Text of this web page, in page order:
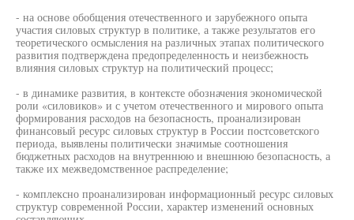
- на основе обобщения отечественного и зарубежного опыта
участия силовых структур в политике, а также результатов его
теоретического осмысления на различных этапах политического
развития подтверждена предопределенность и неизбежность
влияния силовых структур на политический процесс;
- в динамике развития, в контексте обозначения экономической
роли «силовиков» и с учетом отечественного и мирового опыта
формирования расходов на безопасность, проанализирован
финансовый ресурс силовых структур в России постсоветского
периода, выявлены политически значимые соотношения
бюджетных расходов на внутреннюю и внешнюю безопасность, а
также их межведомственное распределение;
- комплексно проанализирован информационный ресурс силовых
структур современной России, характер изменений основных